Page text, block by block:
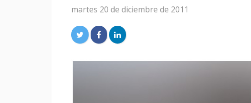
martes 20 de diciembre de 2011